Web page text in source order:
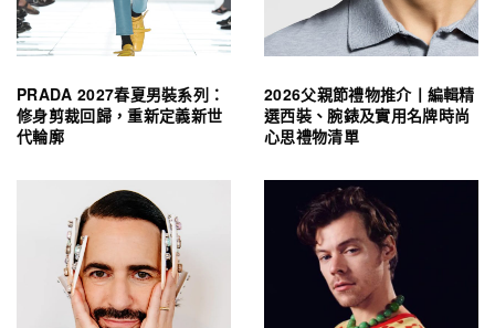
PRADA 2027春夏男裝系列：
修身剪裁回歸，重新定義新世
代輪廓
2026父親節禮物推介丨編輯精
選西裝、腕錶及實用名牌時尚
心思禮物清單